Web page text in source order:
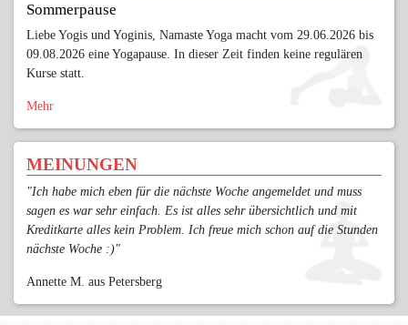
Sommerpause
Liebe Yogis und Yoginis, Namaste Yoga macht vom 29.06.2026 bis
09.08.2026 eine Yogapause. In dieser Zeit finden keine regulären
Kurse statt.
Mehr
MEINUNGEN
"Ich habe mich eben für die nächste Woche angemeldet und muss
sagen es war sehr einfach. Es ist alles sehr übersichtlich und mit
Kreditkarte alles kein Problem. Ich freue mich schon auf die Stunden
nächste Woche :)"
Annette M. aus Petersberg